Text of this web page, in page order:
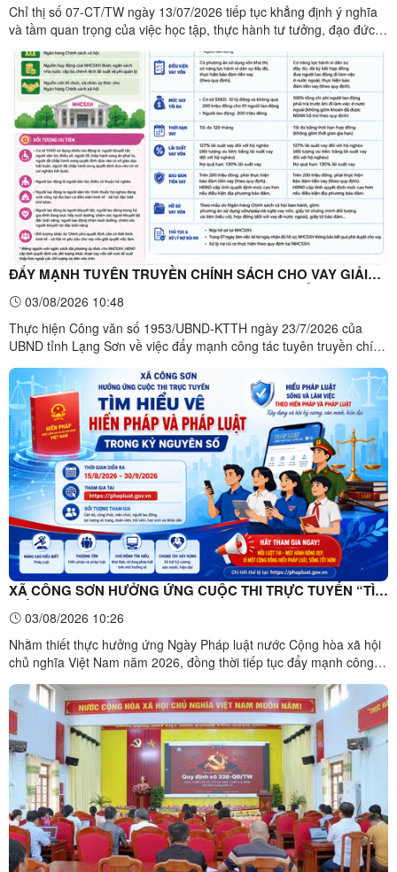
GIAI ĐOẠN PHÁT TRIỂN MỚI
Chỉ thị số 07-CT/TW ngày 13/07/2026 tiếp tục khẳng định ý nghĩa
và tầm quan trọng của việc học tập, thực hành tư tưởng, đạo đức,
nhấn của Chỉ thị là yêu cầu đổi mới mạnh mẽ từ "học tập và làm
theo" sang "học tập, thực hành", hướng đến ...
ĐẨY MẠNH TUYÊN TRUYỀN CHÍNH SÁCH CHO VAY GIẢI
QUYẾT VIỆC LÀM – TẠO ĐỘNG LỰC PHÁT TRIỂN KINH TẾ,
NÂNG CAO ĐỜI SỐNG NHÂN DÂN
03/08/2026 10:48
Thực hiện Công văn số 1953/UBND-KTTH ngày 23/7/2026 của
UBND tỉnh Lạng Sơn về việc đẩy mạnh công tác tuyên truyền chính
Sơn, các cơ quan, đơn vị, tổ chức chính trị - xã hội và các thôn trên
địa bàn xã đang tích cực triển khai nhiều hoạt ...
XÃ CÔNG SƠN HƯỞNG ỨNG CUỘC THI TRỰC TUYẾN “TÌM
HIỂU VỀ HIẾN PHÁP VÀ PHÁP LUẬT TRONG KỶ NGUYÊN
SỐ”03/08/2026 10:26
Nhằm thiết thực hưởng ứng Ngày Pháp luật nước Cộng hòa xã hội
chủ nghĩa Việt Nam năm 2026, đồng thời tiếp tục đẩy mạnh công
Công Sơn phát động tuyên truyền, vận động cán bộ, công chức,
viên chức, người lao động, lực lượng vũ trang, ...